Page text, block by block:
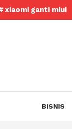
xiaomi ganti miui
BISNIS